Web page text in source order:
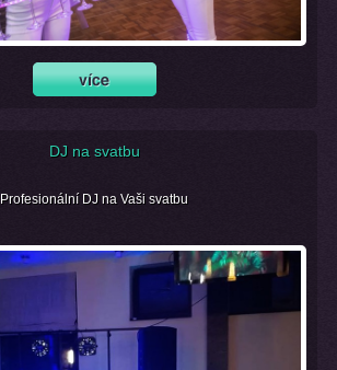
DJ na svatbu
Profesionální DJ na Vaši svatbu